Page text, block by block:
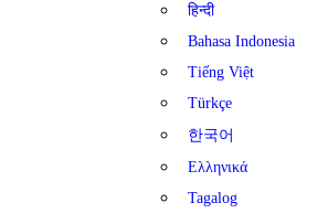
हिन्दी
Bahasa Indonesia
Tiếng Việt
Türkçe
한국어
Ελληνικά
Tagalog